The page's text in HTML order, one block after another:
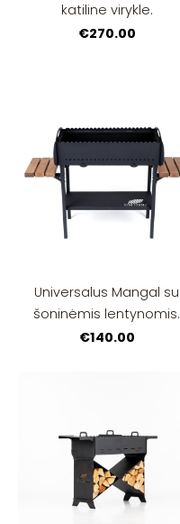
katiline virykle.
€270.00
Universalus Mangal su
šoninėmis lentynomis.
€140.00